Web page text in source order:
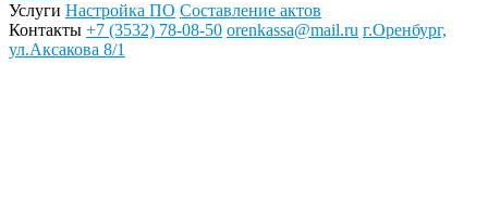
Услуги Настройка ПО Составление актов
Контакты +7 (3532) 78-08-50 orenkassa@mail.ru г.Оренбург,
ул.Аксакова 8/1